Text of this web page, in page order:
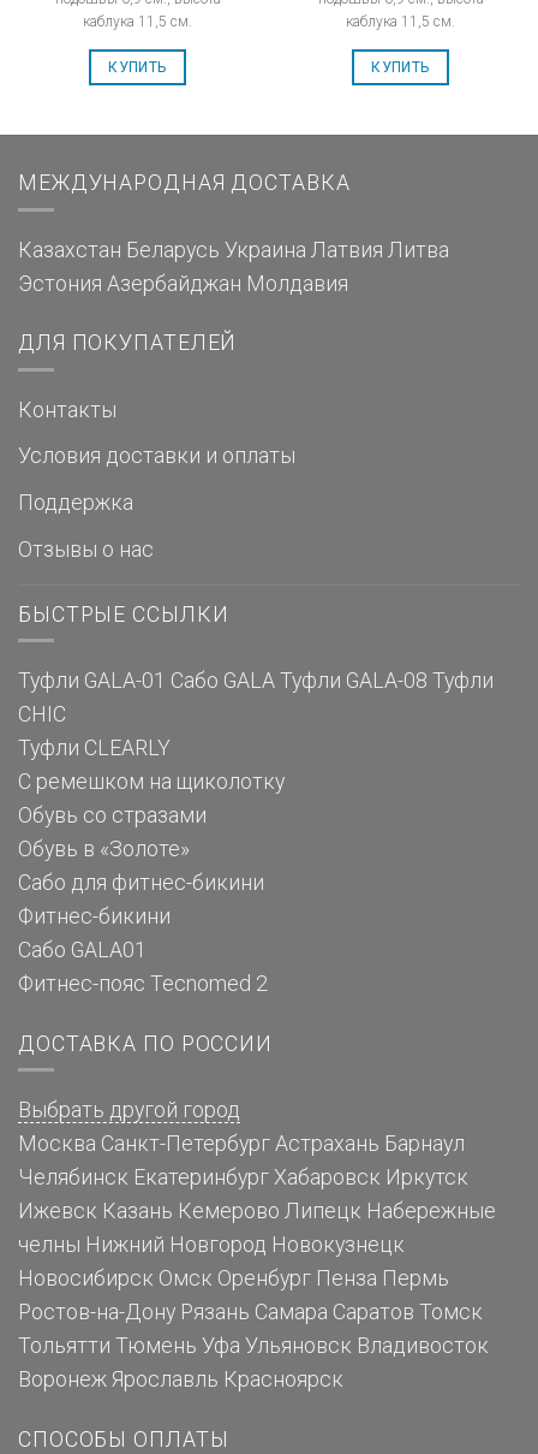
каблука 11,5 см.
КУПИТЬ
каблука 11,5 см.
КУПИТЬ
МЕЖДУНАРОДНАЯ ДОСТАВКА
Казахстан Беларусь Украина Латвия Литва
Эстония Азербайджан Молдавия
ДЛЯ ПОКУПАТЕЛЕЙ
Контакты
Условия доставки и оплаты
Поддержка
Отзывы о нас
БЫСТРЫЕ ССЫЛКИ
Туфли GALA-01 Сабо GALA Туфли GALA-08 Туфли
CHIC
Туфли CLEARLY
С ремешком на щиколотку
Обувь со стразами
Обувь в «Золоте»
Сабо для фитнес-бикини
Фитнес-бикини
Сабо GALA01
Фитнес-пояс Tecnomed 2
ДОСТАВКА ПО РОССИИ
Выбрать другой город
Москва Санкт-Петербург Астрахань Барнаул
Челябинск Екатеринбург Хабаровск Иркутск
Ижевск Казань Кемерово Липецк Набережные
челны Нижний Новгород Новокузнецк
Новосибирск Омск Оренбург Пенза Пермь
Ростов-на-Дону Рязань Самара Саратов Томск
Тольятти Тюмень Уфа Ульяновск Владивосток
Воронеж Ярославль Красноярск
СПОСОБЫ ОПЛАТЫ